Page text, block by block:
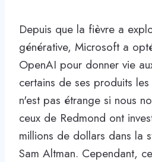
Depuis que la fièvre a
générative, Microsoft a
OpenAI pour donner vie
certains de ses produits
n'est pas étrange si nous
ceux de Redmond ont
millions de dollars dans la
Sam Altman. Cependant,